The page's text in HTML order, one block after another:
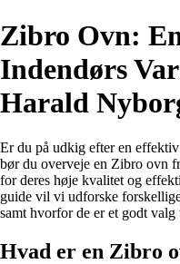
Zibro Ovn:
Indendørs
Harald
Er du på udkig efter en
bør du overveje en Zibro ovn
for deres høje kvalitet og
guide vil vi udforske
samt hvorfor de er et godt
Hvad er en Zibro